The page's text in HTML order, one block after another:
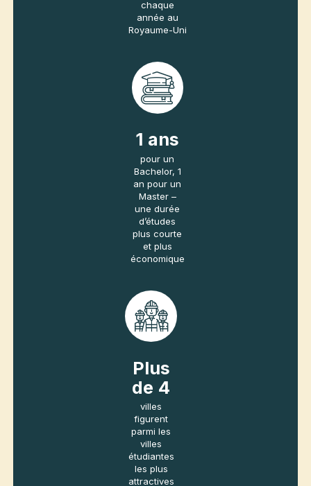
434M+
étudiants
internationaux
année au
Royaume-Uni
pour un
Bachelor, 1
an pour un
Master –
d’études
plus courte
et plus
économique